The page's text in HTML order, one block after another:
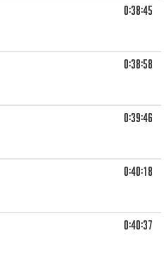
0:38:45
0:38:58
0:39:46
0:40:18
0:40:37